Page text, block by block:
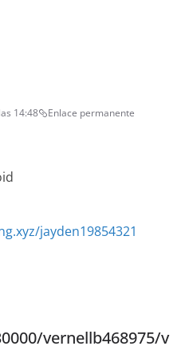
14:48 Enlace permanente
jayden19854321
vernellb468975/v